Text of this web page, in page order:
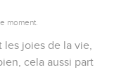
moment.
joies de la vie,
cela aussi part